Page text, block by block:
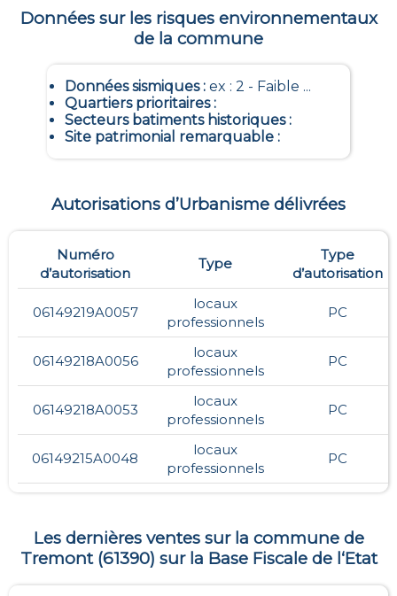
Données sur les risques environnementaux
de la commune
Données sismiques: ex : 2 - Faible ...
Quartiers prioritaires:
Secteurs batiments historiques:
Site patrimonial remarquable:
Autorisations d’Urbanisme délivrées
Numéro
d’autorisation
Type
Type
d’autorisation
06149219A0057
locaux
professionnels
PC
06149218A0056
locaux
professionnels
PC
06149218A0053
locaux
professionnels
PC
06149215A0048
locaux
professionnels
PC
Les dernières ventes sur la commune de
Tremont(61390) sur la Base Fiscale de l‘Etat